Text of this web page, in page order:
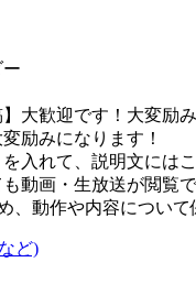
大歓迎です！大変励
励みになります！
入れて、説明文には
動画・生放送が閲覧
、動作や内容につい
ど)